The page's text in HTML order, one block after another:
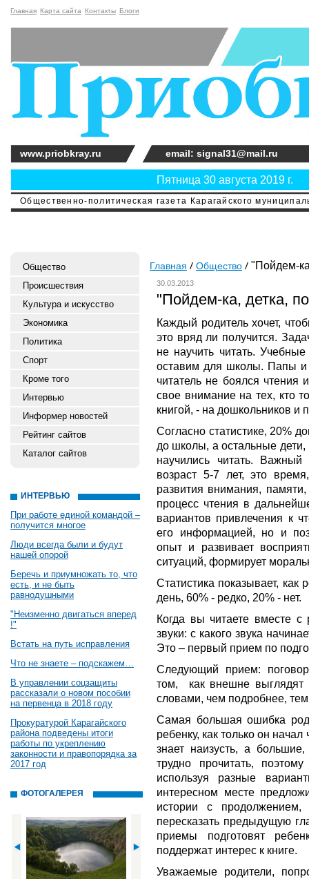
Главная Карта сайта Контакты Блоги
Общественно-политическая газета Карагайского
Пятница 30 августа 2019 г.
www.priobkray.ru email: signal31@mail.ru
Общество
Происшествия
Культура и искусство
Экономика
Политика
Спорт
Кроме того
Интервью
Информер новостей
Рейтинг сайтов
Каталог сайтов
ИНТЕРВЬЮ
При работе единой командой –
получится многое
Люди всегда были и будут
нашей опорой
Беречь и приумножать то, что
есть, и не быть
равнодушными
"Неизменно двигаться вперед
!"
Встать на путь исправления
Что не знаете – подскажем…
В управлении соцзащиты
рассказали о новом пособии
на первенца в 2018 году
Прокуратурой Карагайского
района подведены итоги
работы по укреплению
законности и правопорядка за
2017 год
ФОТОГАЛЕРЕЯ
Главная Общество "Пойдем-
30.03.2013
"Пойдем-ка, детка,
Каждый родитель хочет,
это вряд ли получится.
не научить читать.
оставим для школы. Папы
читатель не боялся
свое внимание на тех, кто
книгой, - на дошкольников и
Согласно статистике, 20%
до школы, а остальные дети,
научились читать.
возраст 5-7 лет, это
развития внимания,
процесс чтения в
вариантов привлечения к
его информацией, но и
опыт и развивает
ситуаций, формирует
Статистика показывает,
день, 60% - редко, 20% - нет.
Когда вы читаете вместе
звуки: с какого звука
Это – первый прием по
Следующий прием:
том, как внешне выглядят
словами, чем подробнее,
Самая большая ошибка
ребенку, как только он
знает наизусть, а
трудно прочитать,
используя разные
интересном месте
истории с
пересказать предыдущую
приемы подготовят
поддержат интерес к книге.
Уважаемые родители,